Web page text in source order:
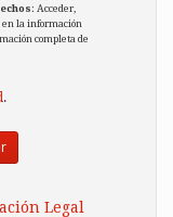
: Acceder,
en la información
completa de
.
Legal